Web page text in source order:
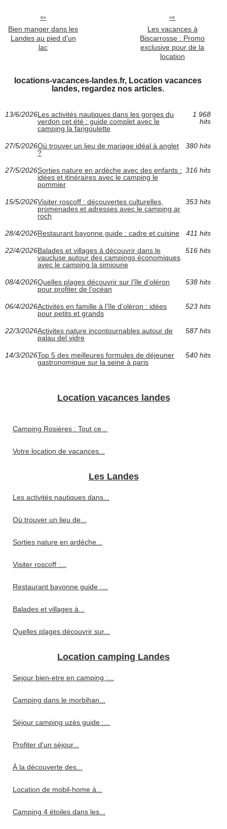
Bien manger dans les
Landes au pied d'un
lac
Les vacances à
Biscarrosse : Promo
exclusive pour de la
location
locations-vacances-landes.fr, Location vacances
landes, regardez nos articles.
13/6/2026Les activités nautiques dans les gorges du
verdon cet été : guide complet avec le
camping la farigoulette
1 968
hits
27/5/2026Où trouver un lieu de mariage idéal à anglet
?
380 hits
27/5/2026Sorties nature en ardèche avec des enfants :
idées et itinéraires avec le camping le
pommier
316 hits
15/5/2026Visiter roscoff : découvertes culturelles,
promenades et adresses avec le camping ar
roch
353 hits
28/4/2026Restaurant bayonne guide : cadre et cuisine 411 hits
22/4/2026Balades et villages à découvrir dans le
vaucluse autour des campings économiques
avec le camping la simioune
516 hits
08/4/2026Quelles plages découvrir sur l’île d’oléron
pour profiter de l’océan
538 hits
06/4/2026Activités en famille à l’île d’oléron : idées
pour petits et grands
523 hits
22/3/2026Activites nature incontournables autour de
palau del vidre
587 hits
14/3/2026Top 5 des meilleures formules de déjeuner
gastronomique sur la seine à paris
540 hits
Location vacances landes
Camping Rosières : Tout ce...
Votre location de vacances...
Les Landes
Les activités nautiques dans...
Où trouver un lieu de...
Sorties nature en ardèche...
Visiter roscoff :...
Restaurant bayonne guide :...
Balades et villages à...
Quelles plages découvrir sur...
Location camping Landes
Sejour bien-etre en camping :...
Camping dans le morbihan...
Séjour camping uzès guide :...
Profiter d'un séjour...
À la découverte des...
Location de mobil-home à...
Camping 4 étoiles dans les...